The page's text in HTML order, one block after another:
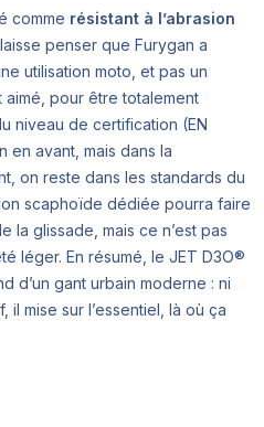
comme résistant à l’abrasion
laisse penser que Furygan a
utilisation moto, et pas un
aimé, pour être totalement
niveau de certification (EN
en avant, mais dans la
on reste dans les standards du
scaphoïde dédiée pourra faire
la glissade, mais ce n’est pas
léger. En résumé, le JET D3O®
d’un gant urbain moderne : ni
mise sur l’essentiel, là où ça